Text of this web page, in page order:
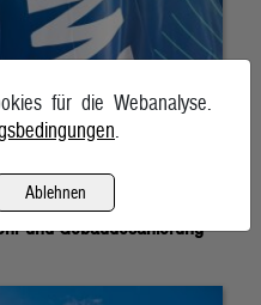
und Gebäudesanierung
für die Webanalyse.
Ablehnen